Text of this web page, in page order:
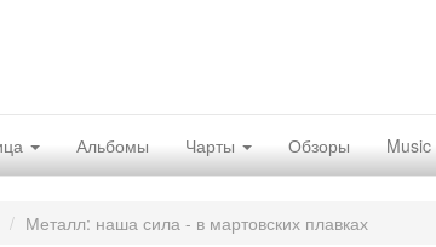
Альбомы Чарты Обзоры Music
Металл: наша сила - в мартовских плавках